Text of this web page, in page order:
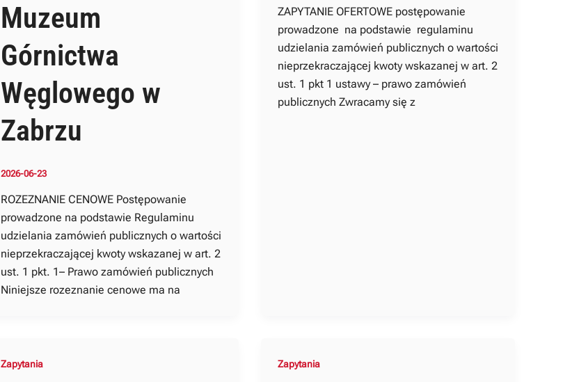
Muzeum
Górnictwa
Węglowego w
Zabrzu
2026-06-23
ROZEZNANIE CENOWE Postępowanie
prowadzone na podstawie Regulaminu
udzielania zamówień publicznych o wartości
nieprzekraczającej kwoty wskazanej w art. 2
ust. 1 pkt. 1– Prawo zamówień publicznych
Niniejsze rozeznanie cenowe ma na
ZAPYTANIE OFERTOWE postępowanie
prowadzone na podstawie regulaminu
udzielania zamówień publicznych o wartości
nieprzekraczającej kwoty wskazanej w art. 2
ust. 1 pkt 1 ustawy – prawo zamówień
publicznych Zwracamy się z
Zapytania Zapytania